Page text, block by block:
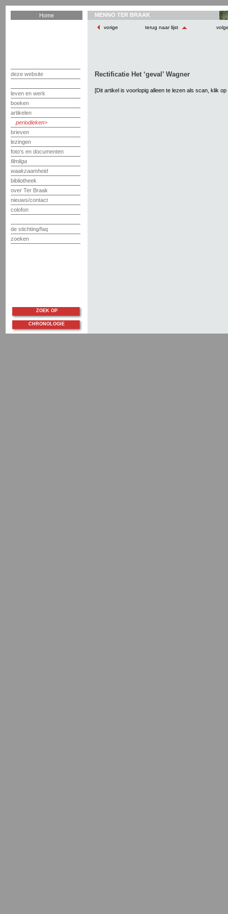
Home
deze website
leven en werk
boeken
artikelen
periodieken
brieven
lezingen
foto's en documenten
filmliga
waakzaamheid
bibliotheek
over Ter Braak
nieuws/contact
colofon
de stichting/faq
zoeken
MENNO TER BRAAK
vorige terug naar lijst
Rectificatie Het ‘geval’ Wagner
[Dit artikel is voorlopig alleen te lezen als scan, klik
ZOEK OP
CHRONOLOGIE